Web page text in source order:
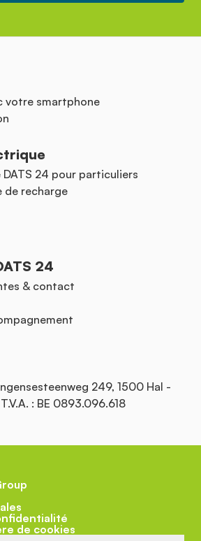
votre smartphone
24 pour particuliers
de recharge
24
& contact
249, 1500 Hal -
: BE 0893.096.618
de cookies